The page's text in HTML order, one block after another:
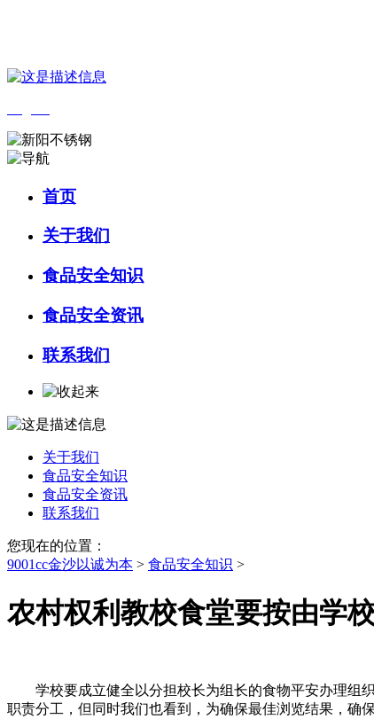
首页
关于我们
食品安全知识
食品安全资讯
联系我们
关于我们
食品安全知识
食品安全资讯
联系我们
您现在的位置：
9001cc金沙以诚为本 > 食品安全知识 >
农村权利教校食堂要按由学
学校要成立健全以分担校长为组长的食物平安办理组织
职责分工，但同时我们也看到，为确保最佳浏览结果，确